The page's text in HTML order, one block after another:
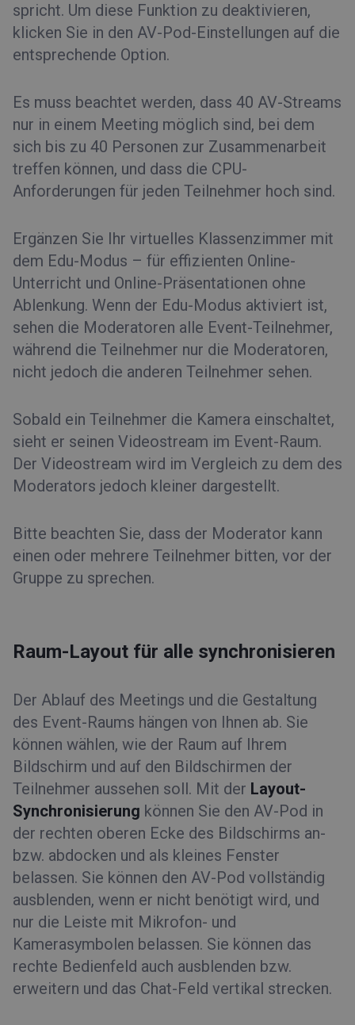
spricht. Um diese Funktion zu deaktivieren,
klicken Sie in den AV-Pod-Einstellungen auf die
entsprechende Option.
Es muss beachtet werden, dass 40 AV-Streams
nur in einem Meeting möglich sind, bei dem
sich bis zu 40 Personen zur Zusammenarbeit
treffen können, und dass die CPU-
Anforderungen für jeden Teilnehmer hoch sind.
Ergänzen Sie Ihr virtuelles Klassenzimmer mit
dem Edu-Modus – für effizienten Online-
Unterricht und Online-Präsentationen ohne
Ablenkung. Wenn der Edu-Modus aktiviert ist,
sehen die Moderatoren alle Event-Teilnehmer,
während die Teilnehmer nur die Moderatoren,
nicht jedoch die anderen Teilnehmer sehen.
Sobald ein Teilnehmer die Kamera einschaltet,
sieht er seinen Videostream im Event-Raum.
Der Videostream wird im Vergleich zu dem des
Moderators jedoch kleiner dargestellt.
Bitte beachten Sie, dass der Moderator kann
einen oder mehrere Teilnehmer bitten, vor der
Gruppe zu sprechen.
Raum-Layout für alle synchronisieren
Der Ablauf des Meetings und die Gestaltung
des Event-Raums hängen von Ihnen ab. Sie
können wählen, wie der Raum auf Ihrem
Bildschirm und auf den Bildschirmen der
Teilnehmer aussehen soll. Mit der Layout-
Synchronisierung können Sie den AV-Pod in
der rechten oberen Ecke des Bildschirms an-
bzw. abdocken und als kleines Fenster
belassen. Sie können den AV-Pod vollständig
ausblenden, wenn er nicht benötigt wird, und
nur die Leiste mit Mikrofon- und
Kamerasymbolen belassen. Sie können das
rechte Bedienfeld auch ausblenden bzw.
erweitern und das Chat-Feld vertikal strecken.